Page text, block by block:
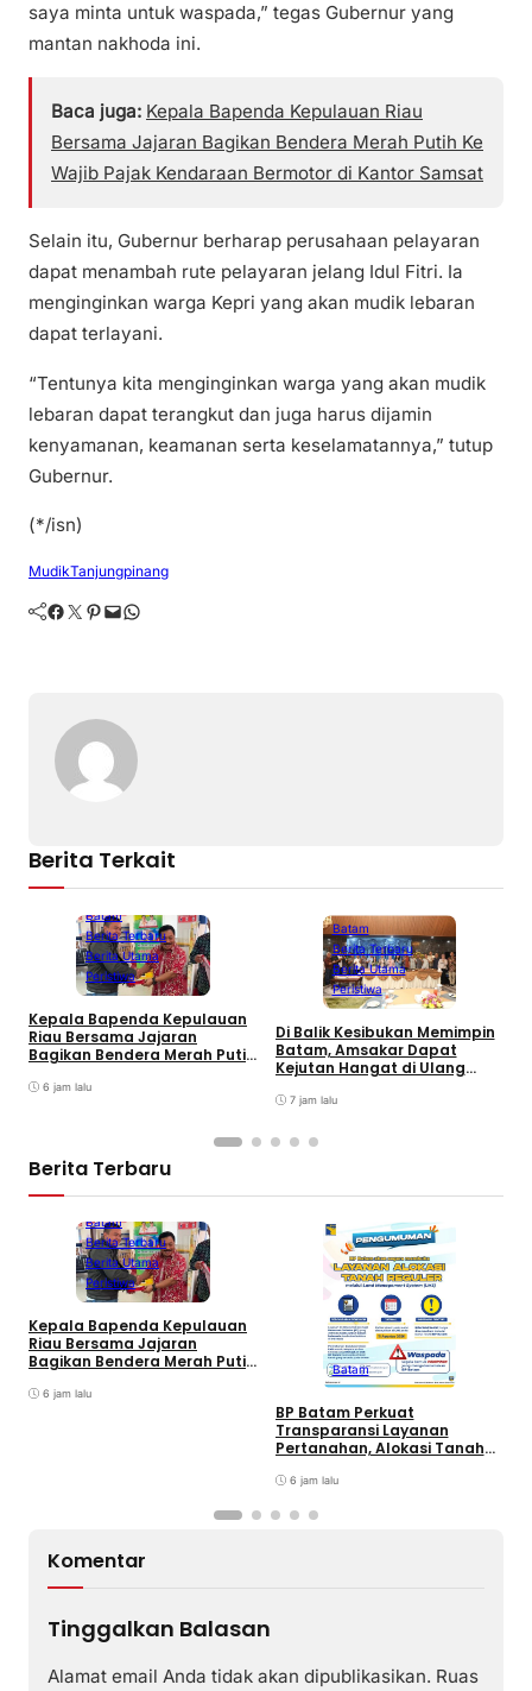
saya minta untuk waspada,” tegas Gubernur yang
mantan nakhoda ini.
Baca juga: Kepala Bapenda Kepulauan Riau
Bersama Jajaran Bagikan Bendera Merah Putih Ke
Wajib Pajak Kendaraan Bermotor di Kantor Samsat
Selain itu, Gubernur berharap perusahaan pelayaran
dapat menambah rute pelayaran jelang Idul Fitri. Ia
menginginkan warga Kepri yang akan mudik lebaran
dapat terlayani.
“Tentunya kita menginginkan warga yang akan mudik
lebaran dapat terangkut dan juga harus dijamin
kenyamanan, keamanan serta keselamatannya,” tutup
Gubernur.
(*/isn)
MudikTanjungpinang
Facebook Twitter Pinterest Mail WhatsApp
Berita Terkait
Batam
Berita Terbaru
Berita Utama
Peristiwa
Kepala Bapenda Kepulauan
Riau Bersama Jajaran
Bagikan Bendera Merah Putih
Bermotor di Kantor Samsat
6 jam lalu
Batam
Berita Terbaru
Berita Utama
Peristiwa
Di Balik Kesibukan Memimpin
Batam, Amsakar Dapat
Kejutan Hangat di Ulang
7 jam lalu
Berita Terbaru
Batam
Berita Terbaru
Berita Utama
Peristiwa
Kepala Bapenda Kepulauan
Riau Bersama Jajaran
Bagikan Bendera Merah Putih
Bermotor di Kantor Samsat
6 jam lalu
Batam
BP Batam Perkuat
Transparansi Layanan
Pertanahan, Alokasi Tanah
LMS6 jam lalu
Komentar
Tinggalkan Balasan
Alamat email Anda tidak akan dipublikasikan. Ruas